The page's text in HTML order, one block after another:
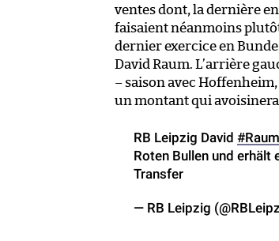
ventes dont, la dernière
faisaient néanmoins
dernier exercice en
David Raum. L’arrière
– saison avec
un montant qui
RB Leipzig David #Raum
Roten Bullen und
Transfer
— RB Leipzig